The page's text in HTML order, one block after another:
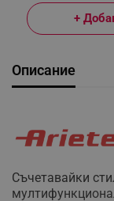
+
Описание
Съчетавайки